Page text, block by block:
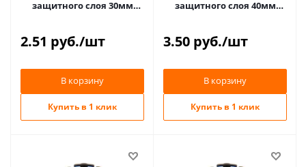
защитного слоя 30мм
2.51 руб./шт
В корзину
Купить в 1 клик
защитного слоя 40мм
3.50 руб./шт
В корзину
Купить в 1 клик